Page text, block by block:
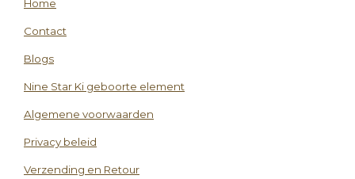
Home
Contact
Blogs
Nine Star Ki geboorte element
Algemene voorwaarden
Privacy beleid
Verzending en Retour